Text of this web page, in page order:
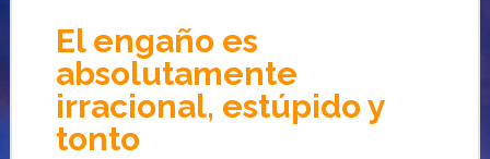
El engaño es
absolutamente
irracional, estúpido y
tonto